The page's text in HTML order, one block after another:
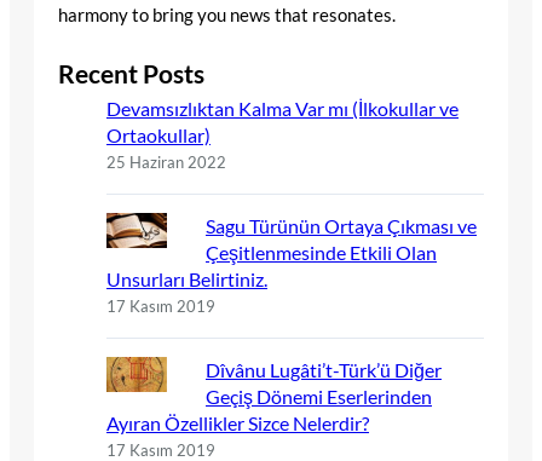
harmony to bring you news that resonates.
Recent Posts
Devamsızlıktan Kalma Var mı (İlkokullar ve
Ortaokullar)
25 Haziran 2022
Sagu Türünün Ortaya Çıkması ve
Çeşitlenmesinde Etkili Olan
Unsurları Belirtiniz.
17 Kasım 2019
Dîvânu Lugâti’t-Türk’ü Diğer
Geçiş Dönemi Eserlerinden
Ayıran Özellikler Sizce Nelerdir?
17 Kasım 2019